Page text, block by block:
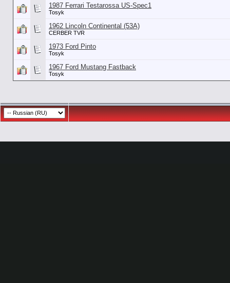
1987 Ferrari Testarossa US-Spec1
Tosyk
1962 Lincoln Continental (53А)
CERBER TVR
1973 Ford Pinto
Tosyk
1967 Ford Mustang Fastback
Tosyk